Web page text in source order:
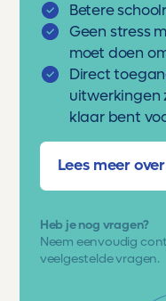
Betere
Geen stress
moet doen
Direct
uitwerkingen
klaar bent
Lees meer
Heb je nog vragen?
Neem eenvoudig
veelgestelde vragen.